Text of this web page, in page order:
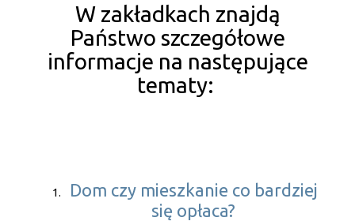
W zakładkach znajdą
Państwo szczegółowe
informacje na następujące
tematy:
Dom czy mieszkanie co bardziej
się opłaca?